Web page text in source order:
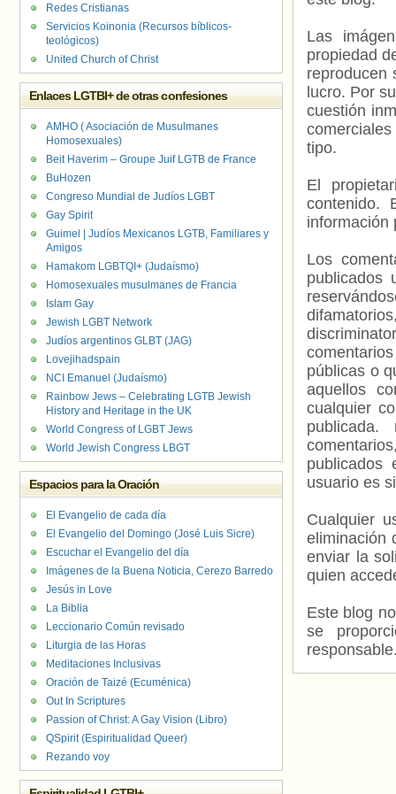
Las
propiedad
reproducen
lucro. Por
cuestión
tipo.
El
contenido.
información
Los
publicados
públicas o
aquellos
cualquier
usuario es
Cualquier
eliminación
enviar la
quien
Este blog
se
Redes Cristianas
Servicios Koinonia (Recursos bíblicos-
teológicos)
United Church of Christ
Enlaces LGTBI+ de otras confesiones
AMHO ( Asociación de Musulmanes
Homosexuales)
Beit Haverim – Groupe Juif LGTB de France
BuHozen
Congreso Mundial de Judíos LGBT
Gay Spirit
Guimel | Judíos Mexicanos LGTB, Familiares y
Amigos
Hamakom LGBTQI+ (Judaísmo)
Homosexuales musulmanes de Francia
Islam Gay
Jewish LGBT Network
Judíos argentinos GLBT (JAG)
Lovejihadspain
NCI Emanuel (Judaísmo)
Rainbow Jews – Celebrating LGTB Jewish
History and Heritage in the UK
World Congress of LGBT Jews
World Jewish Congress LBGT
Espacios para la Oración
El Evangelio de cada día
El Evangelio del Domingo (José Luis Sicre)
Escuchar el Evangelio del día
Imágenes de la Buena Noticia, Cerezo Barredo
Jesús in Love
La Biblia
Leccionario Común revisado
Liturgia de las Horas
Meditaciones Inclusivas
Oración de Taizé (Ecuménica)
Out In Scriptures
Passion of Christ: A Gay Vision (Libro)
QSpirit (Espiritualidad Queer)
Rezando voy